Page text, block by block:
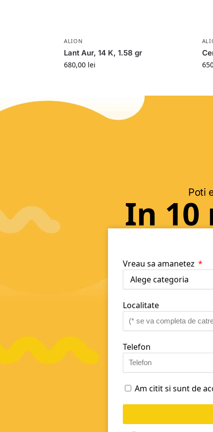
ALION
Lant Aur, 14 K, 1.58 gr
680,00 lei
Poti
In
Vreau sa amanetez
Localitate
Telefon
Am citit si sunt de